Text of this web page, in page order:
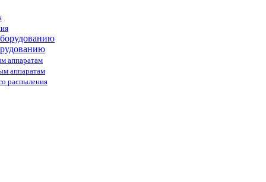
аппаратам
аппаратам
распыления